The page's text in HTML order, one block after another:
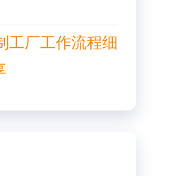
工厂工作流程细